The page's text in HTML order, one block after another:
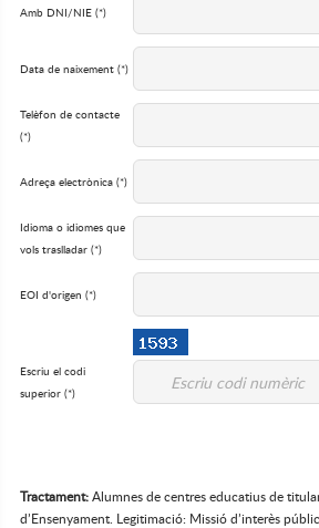
Amb DNI/NIE (*)
Data de naixement (*)
Telèfon de contacte
(*)
Adreça electrònica (*)
Idioma o idiomes que
vols traslladar (*)
EOI d'origen (*)
Escriu el codi
superior (*)
Tractament:Alumnes de centres educatius de
d’Ensenyament. Legitimació: Missió d’interès públic.